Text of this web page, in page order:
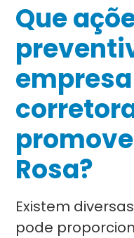
Que
Rosa?
Existem
pode